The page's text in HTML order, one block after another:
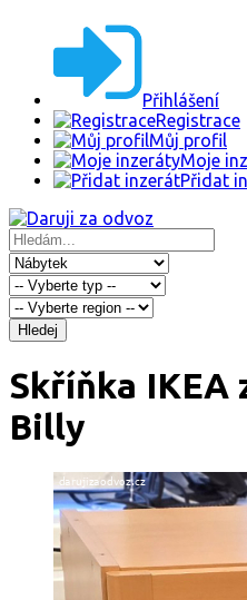
Přihlášení
Registrace
Můj profil
Moje
Přidat
Hledej
Skříňka IKEA
Billy